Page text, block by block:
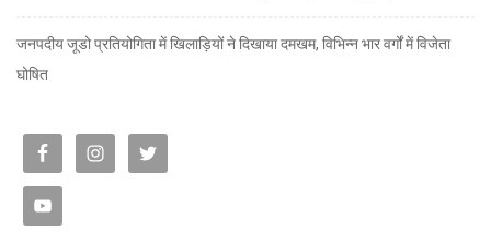
जनपदीय जूडो प्रतियोगिता में खिलाड़ियों ने दिखाया दमखम, विभिन्न भार वर्गों में विजेता
घोषित